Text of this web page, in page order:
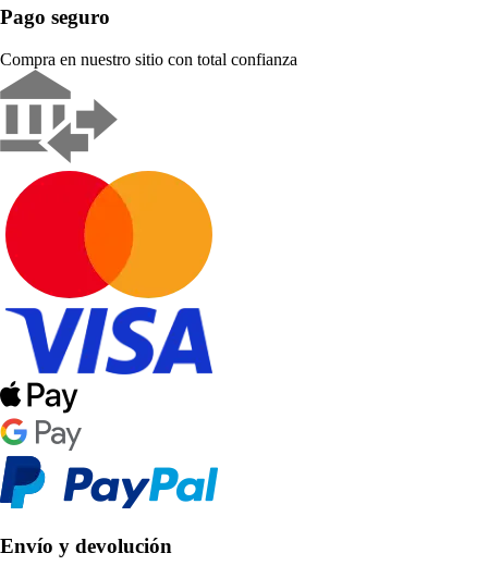
Pago seguro
Compra en nuestro sitio con total confianza
Envío y devolución